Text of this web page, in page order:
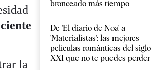
la
bronceado más tiempo
De 'El diario de Noa' a
'Materialistas': las mejores
películas románticas del siglo
XXI que no te puedes perder